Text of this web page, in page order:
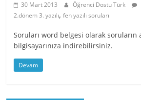
30 Mart 2013 Öğrenci Dostu Türk
2.dönem 3. yazılı,fen yazılı soruları
Soruları word belgesi olarak soruların
bilgisayarınıza
Devam